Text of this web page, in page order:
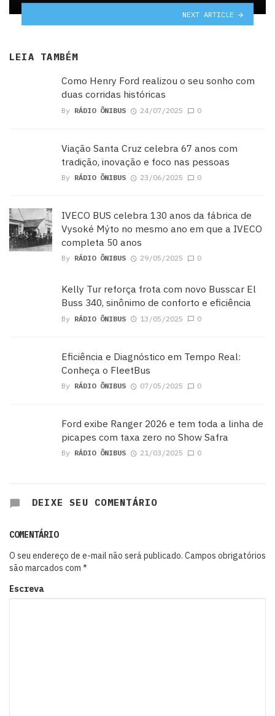
NEXT ARTICLE
LEIA TAMBÉM
Como Henry Ford realizou o seu sonho com
duas corridas históricas
By RÁDIO ÔNIBUS 24/07/2025 0
Viação Santa Cruz celebra 67 anos com
tradição, inovação e foco nas pessoas
By RÁDIO ÔNIBUS 23/06/2025 0
IVECO BUS celebra 130 anos da fábrica de
Vysoké Mýto no mesmo ano em que a IVECO
completa 50 anos
By RÁDIO ÔNIBUS 29/05/2025 0
Kelly Tur reforça frota com novo Busscar El
Buss 340, sinônimo de conforto e eficiência
By RÁDIO ÔNIBUS 13/05/2025 0
Eficiência e Diagnóstico em Tempo Real:
Conheça o FleetBus
By RÁDIO ÔNIBUS 07/05/2025 0
Ford exibe Ranger 2026 e tem toda a linha de
picapes com taxa zero no Show Safra
By RÁDIO ÔNIBUS 21/03/2025 0
DEIXE SEU COMENTÁRIO
COMENTÁRIO
O seu endereço de e-mail não será publicado. Campos obrigatórios
são marcados com *
Escreva